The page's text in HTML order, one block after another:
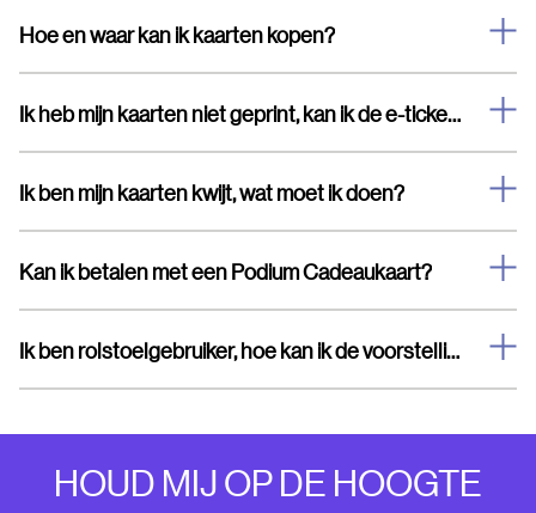
Hoe en waar kan ik kaarten kopen?
Ik heb mijn kaarten niet geprint, kan ik de e-tickets laten zien op mijn telefoon?
Ik ben mijn kaarten kwijt, wat moet ik doen?
Kan ik betalen met een Podium Cadeaukaart?
Ik ben rolstoelgebruiker, hoe kan ik de voorstelling bezoeken?
HOUD MIJ OP DE HOOGTE